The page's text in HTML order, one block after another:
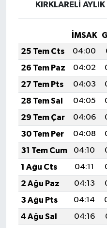
KIRKLARELİ
İMSAK
25 Tem Cts
04:00
26 Tem Paz
04:02
27 Tem Pts
04:03
28 Tem Sal
04:05
29 Tem Çar
04:06
30 Tem Per
04:08
31 Tem Cum
04:10
1 Ağu Cts
04:11
2 Ağu Paz
04:13
3 Ağu Pts
04:14
4 Ağu Sal
04:16